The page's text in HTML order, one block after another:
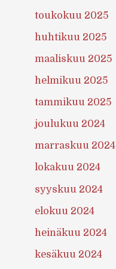
toukokuu 2025
huhtikuu 2025
maaliskuu 2025
helmikuu 2025
tammikuu 2025
joulukuu 2024
marraskuu 2024
lokakuu 2024
syyskuu 2024
elokuu 2024
heinäkuu 2024
kesäkuu 2024